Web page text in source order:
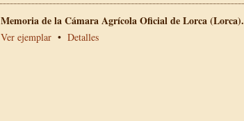
Memoria de la Cámara Agrícola Oficial de Lorca (Lorca).
Ver ejemplar • Detalles